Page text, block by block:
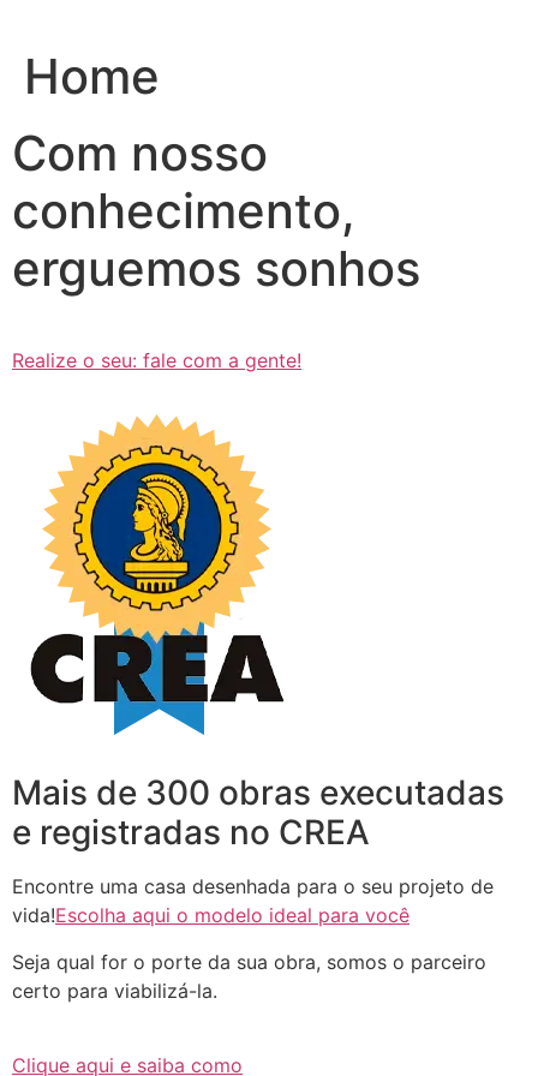
conteúdo
Home
Com nosso
conhecimento,
erguemos sonhos
Realize o seu: fale com a gente!
Mais de 300 obras executadas
e registradas no CREA
Encontre uma casa desenhada para o seu projeto de
vida!Escolha aqui o modelo ideal para você
Seja qual for o porte da sua obra, somos o parceiro
certo para viabilizá-la.
Clique aqui e saiba como